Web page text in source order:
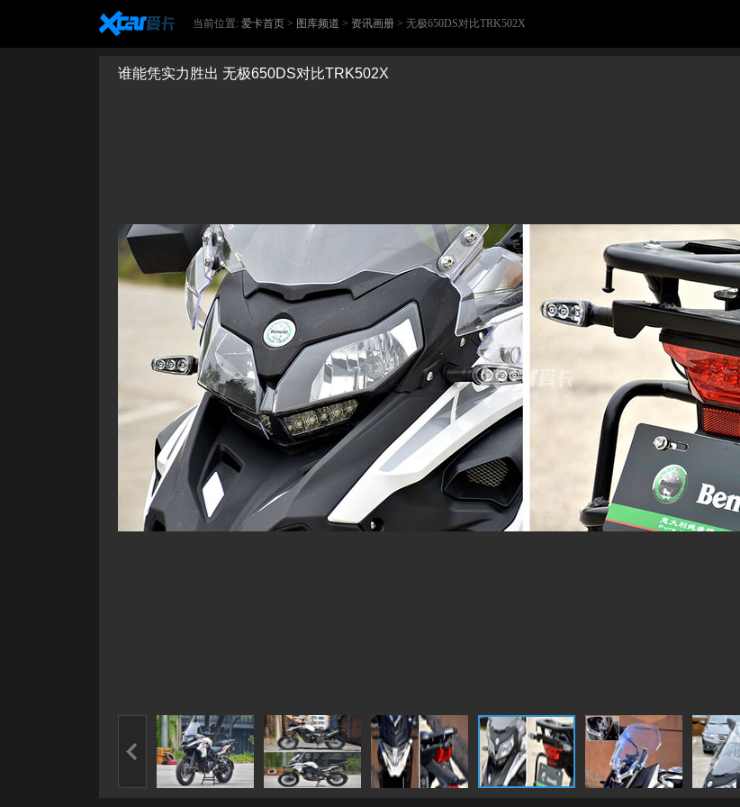
当前位置: 爱卡首页 > 图库频道 > 资讯画册 > 无极650DS对比TRK502X
谁能凭实力胜出 无极650DS对比TRK502X